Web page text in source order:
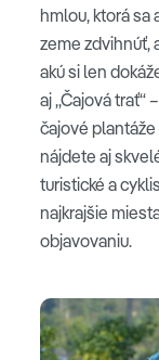
hmlou, ktorá sa
zeme zdvihnúť,
akú si len
aj „Čajová trať“
čajové
nájdete aj
turistické a
najkrajšie
objavovaniu.